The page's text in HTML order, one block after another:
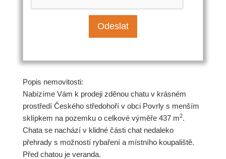
Popis nemovitosti:
Nabízíme Vám k prodeji zděnou chatu v krásném
prostředí Českého středohoří v obci Povrly s menším
sklípkem na pozemku o celkové výměře 437 m2.
Chata se nachází v klidné části chat nedaleko
přehrady s možností rybaření a místního koupaliště.
Před chatou je veranda.